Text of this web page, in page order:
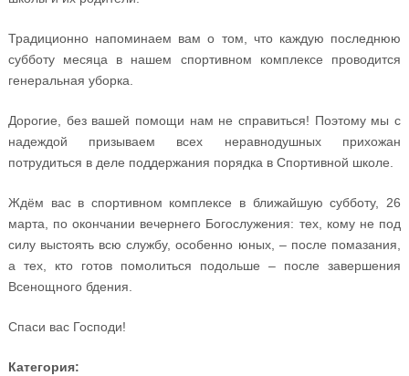
Традиционно напоминаем вам о том, что каждую последнюю
субботу месяца в нашем спортивном комплексе проводится
генеральная уборка.
Дорогие, без вашей помощи нам не справиться! Поэтому мы с
надеждой призываем всех неравнодушных прихожан
потрудиться в деле поддержания порядка в Спортивной школе.
Ждём вас в спортивном комплексе в ближайшую субботу, 26
марта, по окончании вечернего Богослужения: тех, кому не под
силу выстоять всю службу, особенно юных, – после помазания,
а тех, кто готов помолиться подольше – после завершения
Всенощного бдения.
Спаси вас Господи!
Категория: